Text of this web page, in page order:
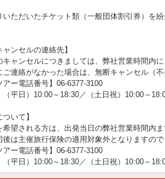
いただいたチケット類（一般団体割引券）を
ャンセルの連絡先】
キャンセルにつきましては、弊社営業時間内
ご連絡がなかった場合は、無断キャンセル（
アー電話番号】06-6377-3100
（平日）10:00～18:30／（土日祝）10:00～
ついて】
希望される方は、出発当日の弊社営業時間内ま
後は主催旅行保険の適用対象外となりますの
アー電話番号】06-6377-3100
（平日）10:00～18:30／（土日祝）10:00～